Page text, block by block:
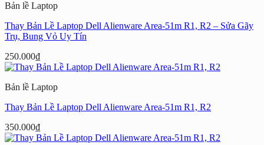
Bản lề Laptop
Thay Bản Lề Laptop Dell Alienware Area-51m R1, R2 – Sửa Gãy
Trụ, Bung Vỏ Uy Tín
250.000₫
Bản lề Laptop
Thay Bản Lề Laptop Dell Alienware Area-51m R1, R2
350.000₫